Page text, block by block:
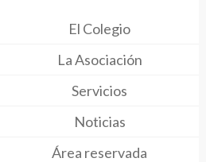
El Colegio
La Asociación
Servicios
Noticias
Área reservada